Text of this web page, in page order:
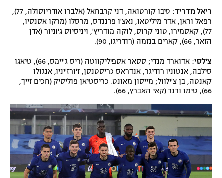
ריאל מדריד
: טיבו קורטואה, דני קרבחאל (אלברו אודריוסולה, 77),
רפאל וראן, אדר מיליטאו, נאצ'ו פרננדס, מרסלו (מרקו אסנסיו,
77), קאסמירו, טוני קרוס, לוקה מודריץ', ויניסיוס ג'וניור (אדן
הזאר, 66), קארים בנזמה (רודריגו, 90).
צ'לסי
: אדוארד מנדי; ססאר אספיליקווטה (ריס ג'יימס, 66), טיאגו
סילבה, אנטוניו רודיגר, אנדראס כריסטנסן, ז'ורז'יניו, אנגולו
קאנטה, בן צ'ילוול; מייסון מאונט, כריסטיאן פוליסיק (חכים זייך,
66), טימו ורנר (קאי האברץ, 66).